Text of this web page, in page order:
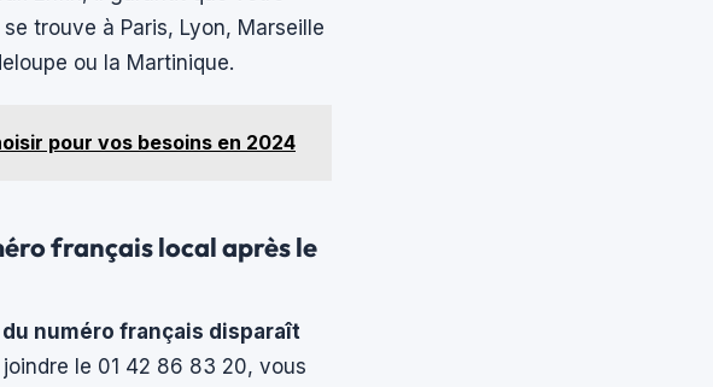
trouve à Paris, Lyon, Marseille
ou la Martinique.
pour vos besoins en 2024
français local après le
numéro français disparaît
le 01 42 86 83 20, vous